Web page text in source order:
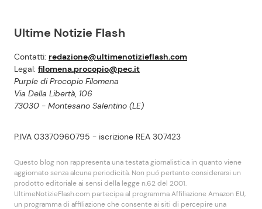
Ultime Notizie Flash
Contatti: redazione@ultimenotizieflash.com
Legal: filomena.procopio@pec.it
Purple di Procopio Filomena
Via Della Libertà, 106
73030 - Montesano Salentino (LE)
P.IVA 03370960795 - iscrizione REA 307423
Questo blog non rappresenta una testata giornalistica in quanto viene
aggiornato senza alcuna periodicità. Non puó pertanto considerarsi un
prodotto editoriale ai sensi della legge n.62 del 2001.
UltimeNotizieFlash.com partecipa al programma Affiliazione Amazon EU,
un programma di affiliazione che consente ai siti di percepire una